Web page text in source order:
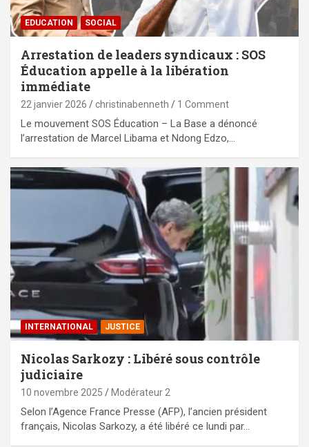
EDUCATION SOCIAL
Arrestation de leaders syndicaux : SOS
Éducation appelle à la libération
immédiate
22 janvier 2026 christinabenneth 1 Comment
Le mouvement SOS Éducation – La Base a dénoncé
l’arrestation de Marcel Libama et Ndong Edzo,…
INTERNATIONAL JUSTICE
Nicolas Sarkozy : Libéré sous contrôle
judiciaire
10 novembre 2025 Modérateur 2
Selon l’Agence France Presse (AFP), l’ancien président
français, Nicolas Sarkozy, a été libéré ce lundi par…